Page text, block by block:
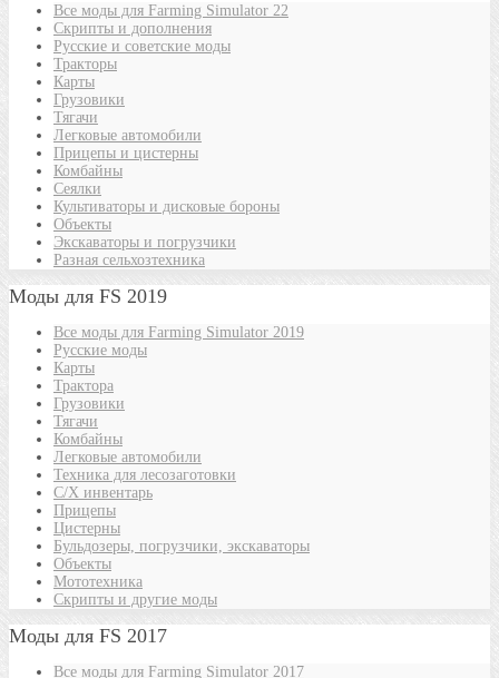
Все моды для Farming Simulator 22
Скрипты и дополнения
Русские и советские моды
Тракторы
Карты
Грузовики
Тягачи
Легковые автомобили
Прицепы и цистерны
Комбайны
Сеялки
Культиваторы и дисковые бороны
Объекты
Экскаваторы и погрузчики
Разная сельхозтехника
Моды для FS 2019
Все моды для Farming Simulator 2019
Русские моды
Карты
Трактора
Грузовики
Тягачи
Комбайны
Легковые автомобили
Техника для лесозаготовки
С/Х инвентарь
Прицепы
Цистерны
Бульдозеры, погрузчики, экскаваторы
Объекты
Мототехника
Скрипты и другие моды
Моды для FS 2017
Все моды для Farming Simulator 2017